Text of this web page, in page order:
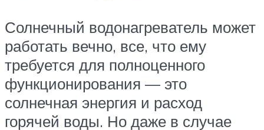
Солнечный водонагреватель может
работать вечно, все, что ему
требуется для полноценного
функционирования — это
солнечная энергия и расход
горячей воды. Но даже в случае